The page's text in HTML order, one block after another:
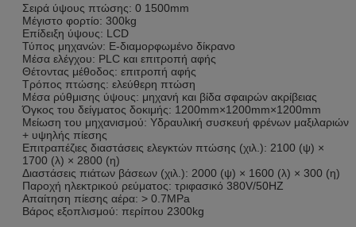
Σειρά ύψους πτώσης: 0 1500mm
Μέγιστο φορτίο: 300kg
Επίδειξη ύψους: LCD
Τύπος μηχανών: Ε-διαμορφωμένο δίκρανο
Μέσα ελέγχου: PLC και επιτροπή αφής
Θέτοντας μέθοδος: επιτροπή αφής
Τρόπος πτώσης: ελεύθερη πτώση
Μέσα ρύθμισης ύψους: μηχανή και βίδα σφαιρών ακρίβειας
Όγκος του δείγματος δοκιμής: 1200mm×1200mm×1200mm
Μείωση του μηχανισμού: Υδραυλική συσκευή φρένων μαξιλαριών
+ υψηλής πίεσης
Επιτραπέζιες διαστάσεις ελεγκτών πτώσης (χιλ.): 2100 (ψ) ×
1700 (λ) × 2800 (η)
Διαστάσεις πιάτων βάσεων (χιλ.): 2000 (ψ) × 1600 (λ) × 300 (η)
Παροχή ηλεκτρικού ρεύματος: τριφασικό 380V/50HZ
Απαίτηση πίεσης αέρα: > 0.7MPa
Βάρος εξοπλισμού: περίπου 2300kg